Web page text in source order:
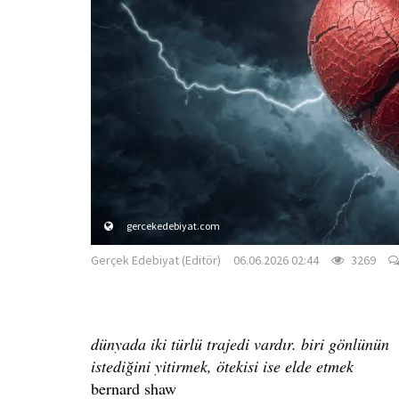
gercekedebiyat.com
Gerçek Edebiyat (Editör) 06.06.2026 02:44 3269
dünyada iki türlü trajedi vardır. biri gönlünün
istediğini yitirmek, ötekisi ise elde etmek
bernard shaw